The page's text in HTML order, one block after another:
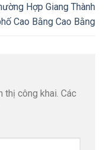
Hợp Giang Thành
Cao Bằng Cao Bằng
thị công khai. Các